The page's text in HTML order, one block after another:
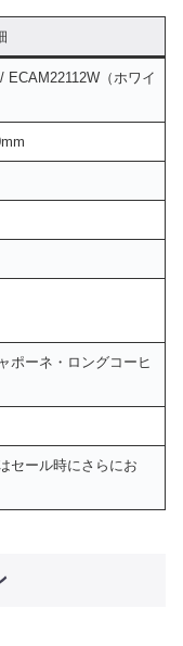
ECAM22112W（ホワイ
ポーネ・ロングコーヒ
セール時にさらにお